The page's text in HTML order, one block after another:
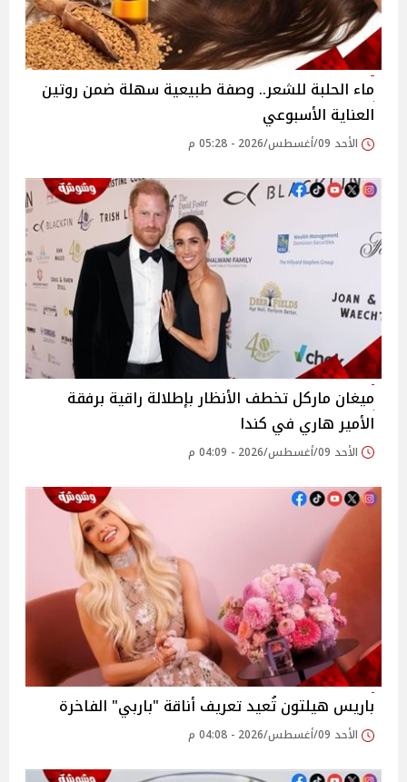
ماء الحلبة للشعر.. وصفة طبيعية سهلة ضمن روتين
العناية الأسبوعي
الأحد 09/أغسطس/2026 - 05:28 م
ميغان ماركل تخطف الأنظار بإطلالة راقية برفقة
الأمير هاري في كندا
الأحد 09/أغسطس/2026 - 04:09 م
باريس هيلتون تُعيد تعريف أناقة "باربي" الفاخرة
الأحد 09/أغسطس/2026 - 04:08 م